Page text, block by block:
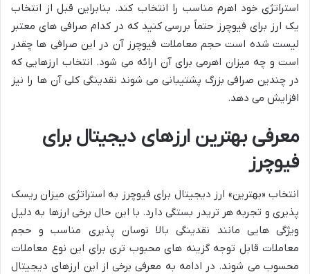
استراتژی خود اهرم مناسب را انتخاب کند. بنابراین قبل از انتخاب
یک ارز برای فیوچرز حتماً بررسی کنید که در کدام صرافی های معتبر
لیست شده است حجم معاملات فیوچرز آن در این صرافی ها چقدر
است و چه میزان اهرمی برای آن ارائه می شود. انتخاب ارزهایی که
در چندین صرافی بزرگ پشتیبانی می شوند نقدینگی کلی آن ها را نیز
افزایش می دهد.
معرفی بهترین ارزهای دیجیتال برای
فیوچرز
انتخاب «بهترین» ارز دیجیتال برای فیوچرز به استراتژی میزان ریسک
پذیری و تجربه هر تریدر بستگی دارد. با این حال برخی ارزها به دلیل
ویژگی هایی مانند نقدینگی بالا نوسان پذیری مناسب و حجم
معاملات قابل توجه گزینه های محبوب تری برای این نوع معاملات
محسوب می شوند. در ادامه به معرفی برخی از این ارزهای دیجیتال